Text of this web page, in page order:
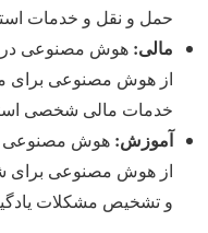
حمل و نقل و خدمات
مالی: هوش مصنوعی در
از هوش مصنوعی برای
خدمات مالی شخصی
آموزش: هوش مصنوعی
از هوش مصنوعی برای
و تشخیص مشکلات